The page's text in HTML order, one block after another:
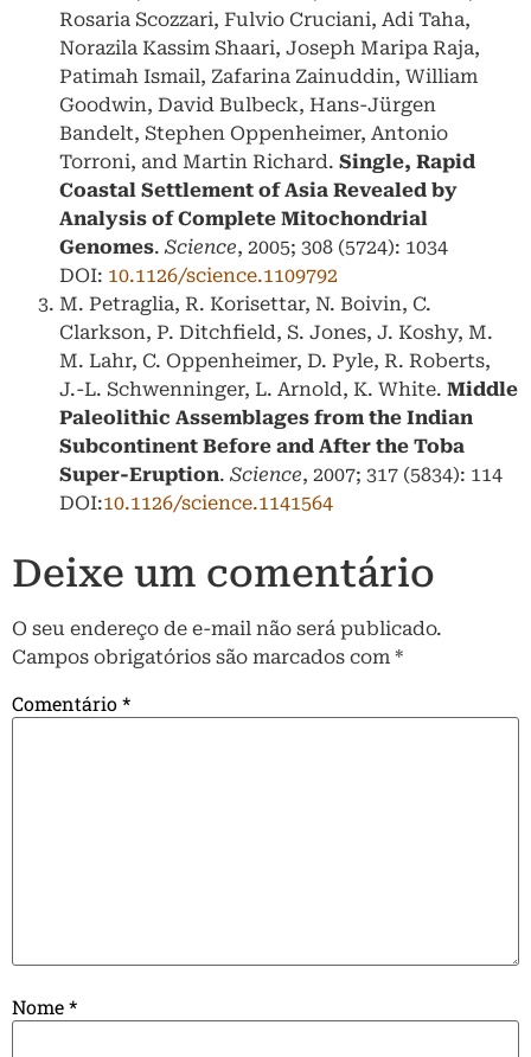
Rosaria Scozzari, Fulvio Cruciani, Adi Taha,
Norazila Kassim Shaari, Joseph Maripa Raja,
Patimah Ismail, Zafarina Zainuddin, William
Goodwin, David Bulbeck, Hans-Jürgen
Bandelt, Stephen Oppenheimer, Antonio
Torroni, and Martin Richard. Single, Rapid
Coastal Settlement of Asia Revealed by
Analysis of Complete Mitochondrial
Genomes. Science, 2005; 308 (5724): 1034
DOI: 10.1126/science.1109792
M. Petraglia, R. Korisettar, N. Boivin, C.
Clarkson, P. Ditchfield, S. Jones, J. Koshy, M.
M. Lahr, C. Oppenheimer, D. Pyle, R. Roberts,
J.-L. Schwenninger, L. Arnold, K. White. Middle
Paleolithic Assemblages from the Indian
Subcontinent Before and After the Toba
Super-Eruption. Science, 2007; 317 (5834): 114
DOI:10.1126/science.1141564
Deixe um comentário
O seu endereço de e-mail não será publicado.
Campos obrigatórios são marcados com *
Comentário*
Nome*